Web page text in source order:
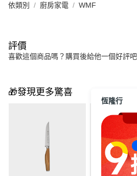
依類別 廚房家電 WMF
評價
喜歡這個商品嗎？購買後給他一個好評吧
🎁發現更多驚喜
恆隆行